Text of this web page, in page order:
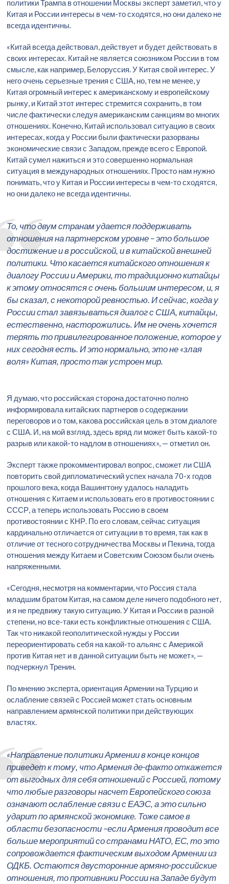
политики Трампа в отношении Москвы эксперт заметил, что у
Китая и России интересы в чем-то сходятся, но они далеко не
всегда идентичны.
«Китай всегда действовал, действует и будет действовать в
своих интересах. Китай не является союзником России в том
смысле, как например, Белоруссия. У Китая свой интерес. У
него очень серьезные трения с США, но, тем не менее, у
Китая огромный интерес к американскому и европейскому
рынку, и Китай этот интерес стремится сохранить, в том
числе фактически следуя американским санкциям во многих
отношениях. Конечно, Китай использовал ситуацию в своих
интересах, когда у России были фактически разорваны
экономические связи с Западом, прежде всего с Европой.
Китай сумел нажиться и это совершенно нормальная
ситуация в международных отношениях. Просто нам нужно
понимать, что у Китая и России интересы в чем-то сходятся,
но они далеко не всегда идентичны.
То, что двум странам удается поддерживать
отношения на партнерском уровне – это большое
достижение и в российской, и в китайской внешней
политики. Что касается китайского отношения к
диалогу России и Америки, то традиционно китайцы
к этому относятся с очень большим интересом, и, я
бы сказал, с некоторой ревностью. И сейчас, когда у
России стал завязываться диалог с США, китайцы,
естественно, насторожились. Им не очень хочется
терять то привилегированное положение, которое у
них сегодня есть. И это нормально, это не «злая
воля» Китая, просто так устроен мир.
Я думаю, что российская сторона достаточно полно
информировала китайских партнеров о содержании
переговоров и о том, какова российская цель в этом диалоге
с США. И, на мой взгляд, здесь вряд ли может быть какой-то
разрыв или какой-то надлом в отношениях», — отметил он.
Эксперт также прокомментировал вопрос, сможет ли США
повторить свой дипломатический успех начала 70-х годов
прошлого века, когда Вашингтону удалось наладить
отношения с Китаем и использовать его в противостоянии с
СССР, а теперь использовать Россию в своем
противостоянии с КНР. По его словам, сейчас ситуация
кардинально отличается от ситуации в то время, так как в
отличие от тесного сотрудничества Москвы и Пекина, тогда
отношения между Китаем и Советским Союзом были очень
напряженными.
«Сегодня, несмотря на комментарии, что Россия стала
младшим братом Китая, на самом деле ничего подобного нет,
и я не предвижу такую ситуацию. У Китая и России в разной
степени, но все-таки есть конфликтные отношения с США.
Так что никакой геополитической нужды у России
переориентировать себя на какой-то альянс с Америкой
против Китая нет и в данной ситуации быть не может», —
подчеркнул Тренин.
По мнению эксперта, ориентация Армении на Турцию и
ослабление связей с Россией может стать основным
направлением армянской политики при действующих
властях.
«Направление политики Армении в конце концов
приведет к тому, что Армения де-факто откажется
от выгодных для себя отношений с Россией, потому
что любые разговоры насчет Европейского союза
означают ослабление связи с ЕАЭС, а это сильно
ударит по армянской экономике. Тоже самое в
области безопасности –если Армения проводит все
больше мероприятий со странами НАТО, ЕС, то это
сопровождается фактическим выходом Армении из
ОДКБ. Остаются двусторонние армяно-российские
отношения, то противники России на Западе будут